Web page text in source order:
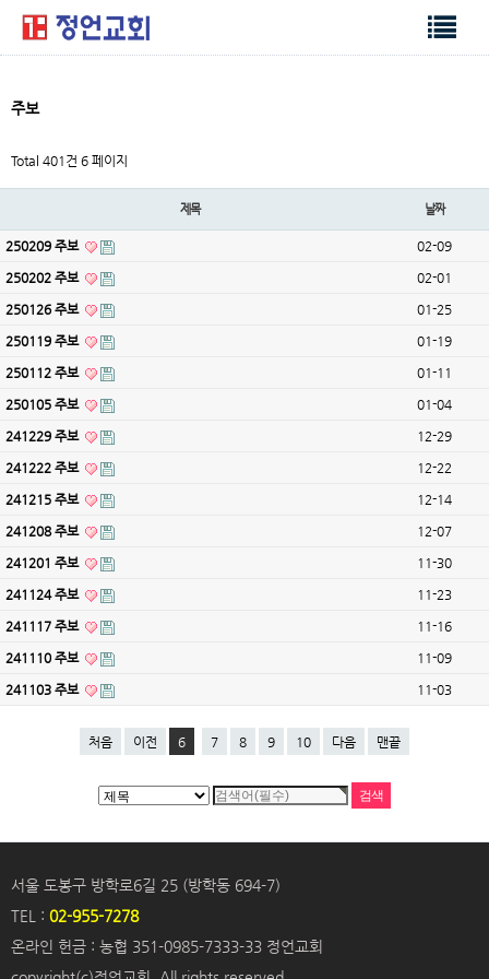
주보
Total 401건 6 페이지
제목 날짜
250209 주보 02-09
250202 주보 02-01
250126 주보 01-25
250119 주보 01-19
250112 주보 01-11
250105 주보 01-04
241229 주보 12-29
241222 주보 12-22
241215 주보 12-14
241208 주보 12-07
241201 주보 11-30
241124 주보 11-23
241117 주보 11-16
241110 주보 11-09
241103 주보 11-03
처음 이전 6 7 8 9 10 다음 맨끝
서울 도봉구 방학로6길 25 (방학동 694-7)
TEL : 02-955-7278
온라인 헌금 : 농협 351-0985-7333-33 정언교회